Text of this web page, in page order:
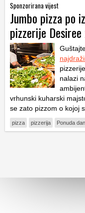
Sponzorirana vijest
Jumbo pizza po
pizzerije
nalazi
vrhunski kuharski
se zato pizzom o kojoj
pizza pizzerija Ponuda